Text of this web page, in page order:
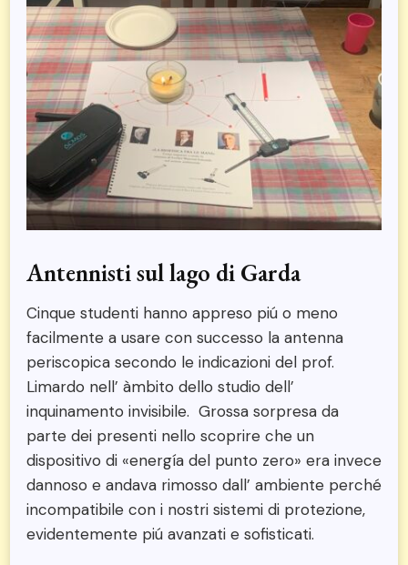
Antennisti sul lago di Garda
Cinque studenti hanno appreso piú o meno
facilmente a usare con successo la antenna
periscopica secondo le indicazioni del prof.
Limardo nell’ àmbito dello studio dell’
inquinamento invisibile. Grossa sorpresa da
parte dei presenti nello scoprire che un
dispositivo di «energía del punto zero» era invece
dannoso e andava rimosso dall’ ambiente perché
incompatibile con i nostri sistemi di protezione,
evidentemente piú avanzati e sofisticati.